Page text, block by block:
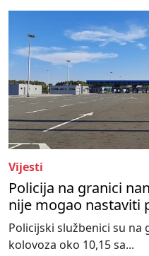
Vijesti
Policija na granici
nije mogao nastaviti
Policijski službenici su na
kolovoza oko 10,15 sa...